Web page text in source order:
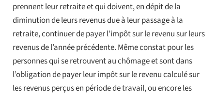
prennent leur retraite et qui doivent, en dépit de la
diminution de leurs revenus due à leur passage à la
retraite, continuer de payer l’impôt sur le revenu sur leurs
revenus de l’année précédente. Même constat pour les
personnes qui se retrouvent au chômage et sont dans
l’obligation de payer leur impôt sur le revenu calculé sur
les revenus perçus en période de travail, ou encore les